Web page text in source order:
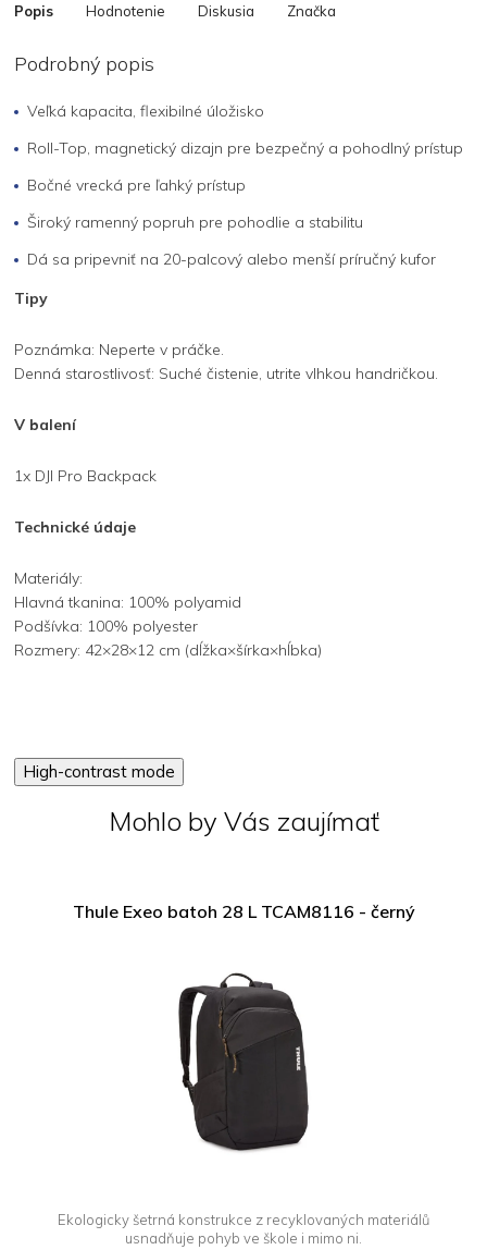
Popis Hodnotenie Diskusia Značka
Podrobný popis
Veľká kapacita, flexibilné úložisko
Roll-Top, magnetický dizajn pre bezpečný a pohodlný prístup
Bočné vrecká pre ľahký prístup
Široký ramenný popruh pre pohodlie a stabilitu
Dá sa pripevniť na 20-palcový alebo menší príručný kufor
Tipy
Poznámka: Neperte v práčke.
Denná starostlivosť: Suché čistenie, utrite vlhkou handričkou.
V balení
1x DJI Pro Backpack
Technické údaje
Materiály:
Hlavná tkanina: 100% polyamid
Podšívka: 100% polyester
Rozmery: 42×28×12 cm (dĺžka×šírka×hĺbka)
High-contrast mode
Mohlo by Vás zaujímať
Thule Exeo batoh 28 L TCAM8116 - černý
Ekologicky šetrná konstrukce z recyklovaných materiálů
usnadňuje pohyb ve škole i mimo ni.